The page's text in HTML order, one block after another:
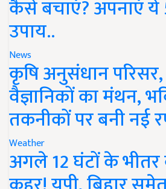
कैसे बचाएं? अपनाएं
उपाय..
News
कृषि अनुसंधान
वैज्ञानिकों का मंथन,
तकनीकों पर बनी नई
Weather
अगले 12 घंटों के भीतर